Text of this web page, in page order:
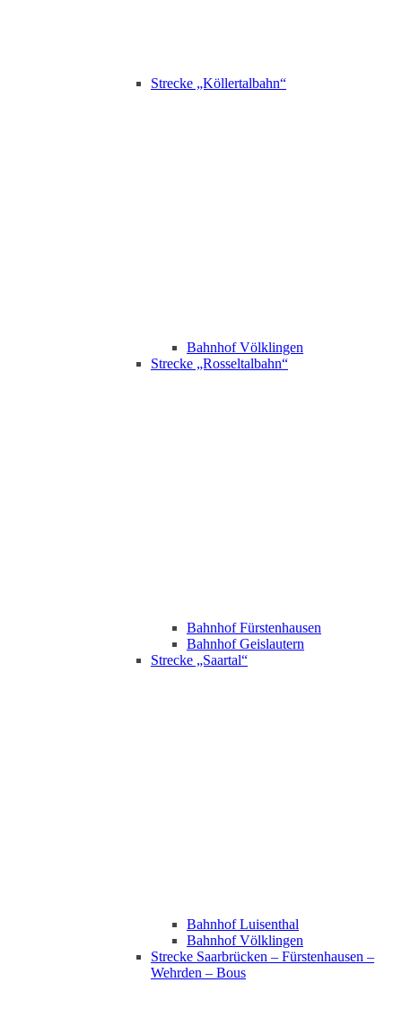
Strecke „Köllertalbahn“
Bahnhof Völklingen
Strecke „Rosseltalbahn“
Bahnhof Fürstenhausen
Bahnhof Geislautern
Strecke „Saartal“
Bahnhof Luisenthal
Bahnhof Völklingen
Strecke Saarbrücken – Fürstenhausen –
Wehrden – Bous